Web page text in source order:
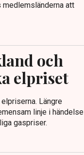
medlemsländerna att
och
elpriset
Längre
linje i händelse
gaspriser.